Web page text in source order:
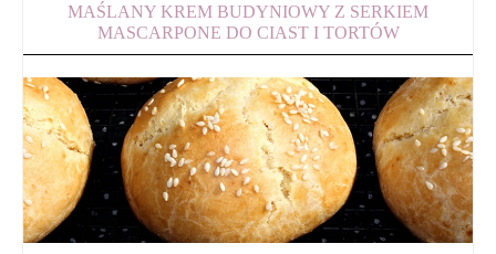
MAŚLANY KREM BUDYNIOWY Z SERKIEM
MASCARPONE DO CIAST I TORTÓW